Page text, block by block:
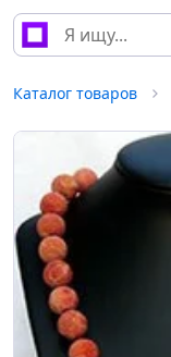
Каталог товаров